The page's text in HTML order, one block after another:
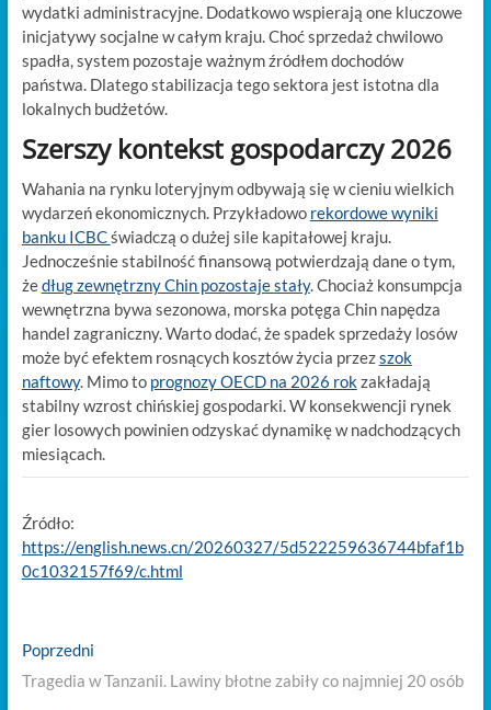
wydatki administracyjne. Dodatkowo wspierają one kluczowe
inicjatywy socjalne w całym kraju. Choć sprzedaż chwilowo
spadła, system pozostaje ważnym źródłem dochodów
państwa. Dlatego stabilizacja tego sektora jest istotna dla
lokalnych budżetów.
Szerszy kontekst gospodarczy 2026
Wahania na rynku loteryjnym odbywają się w cieniu wielkich
wydarzeń ekonomicznych. Przykładowo rekordowe wyniki
banku ICBCświadczą o dużej sile kapitałowej kraju.
Jednocześnie stabilność finansową potwierdzają dane o tym,
żedług zewnętrzny Chin pozostaje stały. Chociaż konsumpcja
wewnętrzna bywa sezonowa, morska potęga Chin napędza
handel zagraniczny. Warto dodać, że spadek sprzedaży losów
może być efektem rosnących kosztów życia przezszok
naftowy. Mimo to prognozy OECD na 2026 rokzakładają
stabilny wzrost chińskiej gospodarki. W konsekwencji rynek
gier losowych powinien odzyskać dynamikę w nadchodzących
miesiącach.
Źródło:
https://english.news.cn/20260327/5d522259636744bfaf1b
0c1032157f69/c.html
Nawigacja
wpisu
PoprzedniPrevious
post:
Tragedia w Tanzanii. Lawiny błotne zabiły co najmniej 20 osób